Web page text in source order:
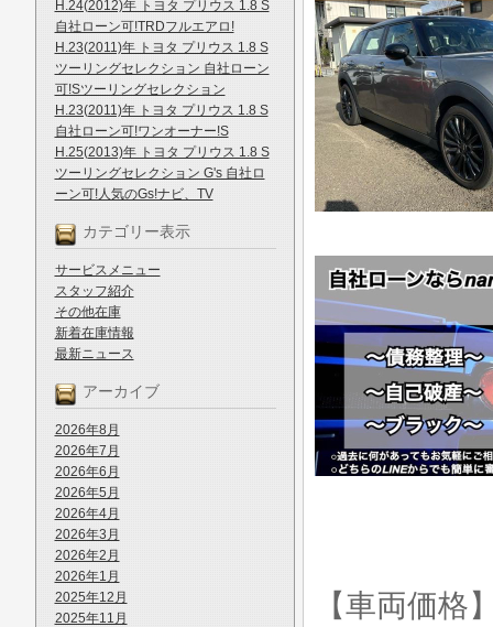
H.24(2012)年 トヨタ プリウス 1.8 S
自社ローン可!TRDフルエアロ!
H.23(2011)年 トヨタ プリウス 1.8 S
ツーリングセレクション 自社ローン
可!Sツーリングセレクション
H.23(2011)年 トヨタ プリウス 1.8 S
自社ローン可!ワンオーナー!S
H.25(2013)年 トヨタ プリウス 1.8 S
ツーリングセレクション G's 自社ロ
ーン可!人気のGs!ナビ、TV
カテゴリー表示
サービスメニュー
スタッフ紹介
その他在庫
新着在庫情報
最新ニュース
アーカイブ
2026年8月
2026年7月
2026年6月
2026年5月
2026年4月
2026年3月
2026年2月
2026年1月
2025年12月
2025年11月
【車両価格